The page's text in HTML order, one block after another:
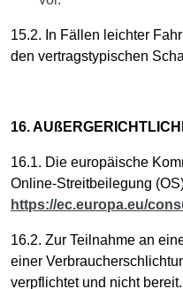
15.2. In Fällen leichter
den vertragstypischen
16.
16.1. Die europäische
Online-Streitbeilegung
https://ec.europa.eu/
16.2. Zur Teilnahme an
einer
verpflichtet und nicht bereit.